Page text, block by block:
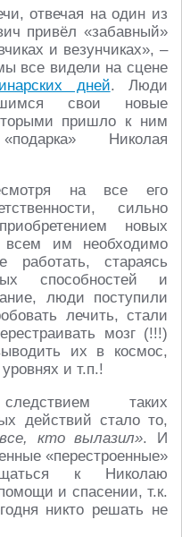
отвечая на один из
привёл «забавный»
и везунчиках», –
все видели на сцене
дней. Люди
свои новые
пришло к ним
Николая
на все его
сильно
новых
им необходимо
стараясь
способностей и
люди поступили
лечить, стали
мозг (!!!)
их в космос,
и т.п.!
таких
действий стало то,
кто вылазил». И
«перестроенные»
к Николаю
и спасении, т.к.
никто решать не